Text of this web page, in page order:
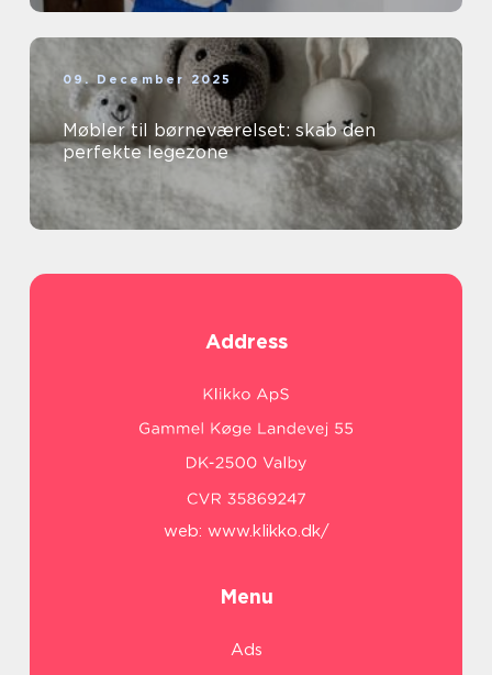
09. December 2025
Møbler til børneværelset: skab den
perfekte legezone
Address
web: www.klikko.dk/
Menu
Ads